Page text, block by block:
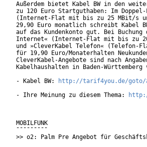
Außerdem bietet Kabel BW in den
zu 120 Euro Startguthaben: Im
(Internet-Flat mit bis zu 25 MBit/s
29,90 Euro monatlich schreibt Kabel
auf das Kundenkonto gut. Bei Buchung
Internet« (Internet-Flat mit bis zu
und »CleverKabel Telefon« (Telefon-
für 19,90 Euro/Monaterhalten
CleverKabel-Angebote sind nach
Kabelhaushalten in Baden-
- Kabel BW:
http://tarif4you.de/goto/a/
- Ihre Meinung zu diesem Thema:
MOBILFUNK
¯¯¯¯¯¯¯¯¯
>> o2: Palm Pre Angebot für